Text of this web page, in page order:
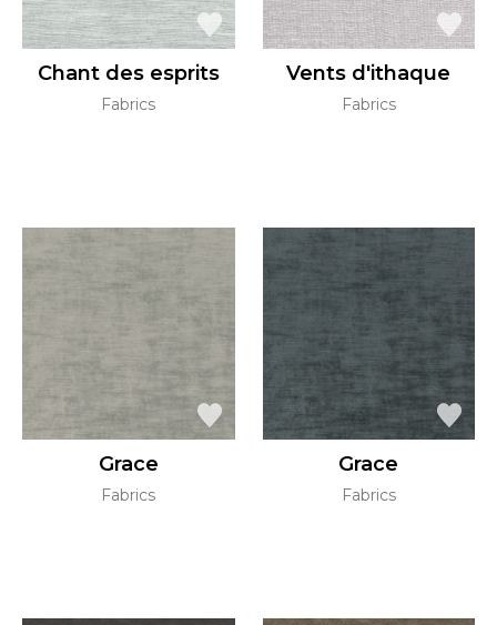
Chant des esprits
Fabrics
Vents d'ithaque
Fabrics
Grace
Fabrics
Grace
Fabrics